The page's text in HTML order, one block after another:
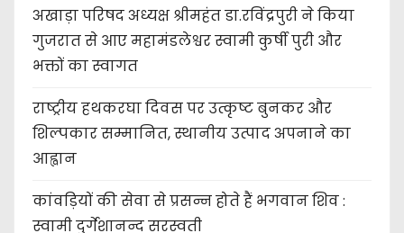
अखाड़ा परिषद अध्यक्ष श्रीमहंत डा.रविंद्रपुरी ने किया
गुजरात से आए महामंडलेश्वर स्वामी कुर्षी पुरी और
भक्तों का स्वागत
राष्ट्रीय हथकरघा दिवस पर उत्कृष्ट बुनकर और
शिल्पकार सम्मानित, स्थानीय उत्पाद अपनाने का
आह्वान
कांवड़ियों की सेवा से प्रसन्न होते हैं भगवान शिव :
स्वामी दुर्गेशानन्द सरस्वती